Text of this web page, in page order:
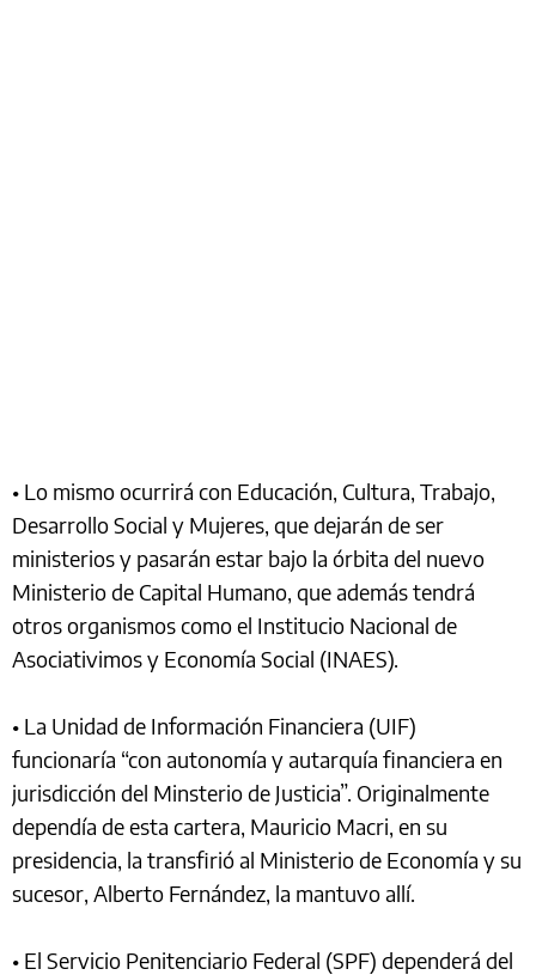
• Lo mismo ocurrirá con Educación, Cultura, Trabajo,
Desarrollo Social y Mujeres, que dejarán de ser
ministerios y pasarán estar bajo la órbita del nuevo
Ministerio de Capital Humano, que además tendrá
otros organismos como el Institucio Nacional de
Asociativimos y Economía Social (INAES).
• La Unidad de Información Financiera (UIF)
funcionaría “con autonomía y autarquía financiera en
jurisdicción del Minsterio de Justicia”. Originalmente
dependía de esta cartera, Mauricio Macri, en su
presidencia, la transfirió al Ministerio de Economía y su
sucesor, Alberto Fernández, la mantuvo allí.
• El Servicio Penitenciario Federal (SPF) dependerá del